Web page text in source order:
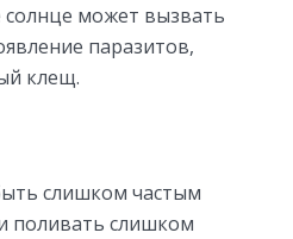
солнце может вызвать
паразитов,
клещ.
слишком частым
поливать слишком